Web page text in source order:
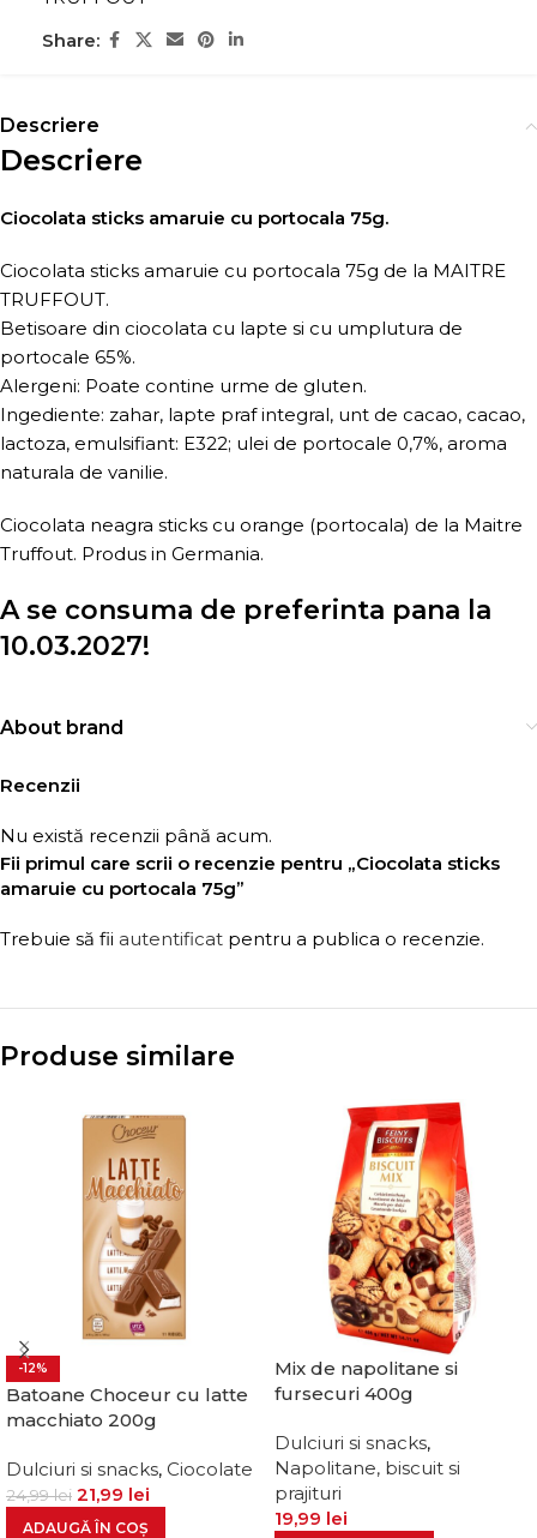
Share:
Descriere
Descriere
Ciocolata sticks amaruie cu portocala 75g.
Ciocolata sticks amaruie cu portocala 75g de la MAITRE
TRUFFOUT.
Betisoare din ciocolata cu lapte si cu umplutura de
portocale 65%.
Alergeni: Poate contine urme de gluten.
Ingediente: zahar, lapte praf integral, unt de cacao, cacao,
lactoza, emulsifiant: E322; ulei de portocale 0,7%, aroma
naturala de vanilie.
Ciocolata neagra sticks cu orange (portocala) de la Maitre
Truffout. Produs in Germania.
A se consuma de preferinta pana la
10.03.2027!
About brand
Recenzii
Nu există recenzii până acum.
Fii primul care scrii o recenzie pentru „Ciocolata sticks
amaruie cu portocala 75g”
Trebuie să fii autentificat pentru a publica o recenzie.
Produse similare
-12%
Batoane Choceur cu latte
macchiato 200g
Dulciuri si snacks, Ciocolate
24,99lei 21,99 lei
ADAUGĂ ÎN COȘ
Mix de napolitane si
fursecuri 400g
Dulciuri si snacks,
Napolitane, biscuit si
prajituri
19,99 lei